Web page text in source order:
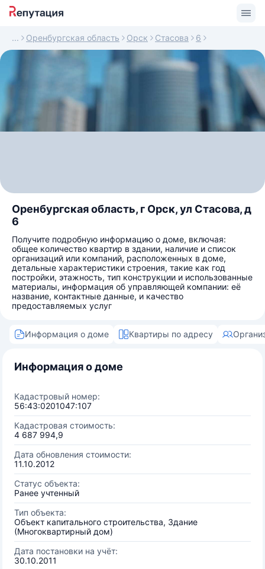
Оренбургская область Орск Стасова 6
Оренбургская область, г Орск, ул Стасова, д
6
Получите подробную информацию о доме, включая:
общее количество квартир в здании, наличие и список
организаций или компаний, расположенных в доме,
детальные характеристики строения, такие как год
постройки, этажность, тип конструкции и использованные
материалы, информация об управляющей компании: её
название, контактные данные, и качество
предоставляемых услуг
Информация о доме Квартиры по адресу
Информация о доме
Кадастровый номер:
56:43:0201047:107
Кадастровая стоимость:
4 687 994,9
Дата обновления стоимости:
11.10.2012
Статус объекта:
Ранее учтенный
Тип объекта:
Объект капитального строительства, Здание
(Многоквартирный дом)
Дата постановки на учёт:
30.10.2011